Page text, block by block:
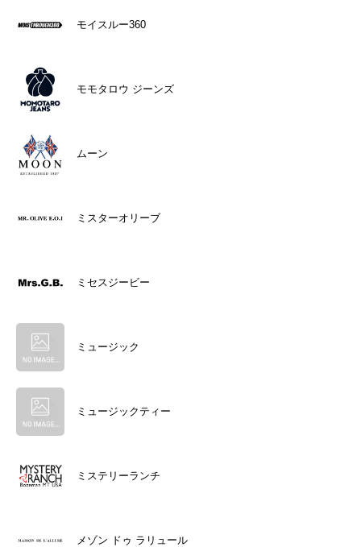
モイスルー360
モモタロウ ジーンズ
ムーン
ミスターオリーブ
ミセスジービー
ミュージック
ミュージックティー
ミステリーランチ
メゾン ドゥ ラリュール